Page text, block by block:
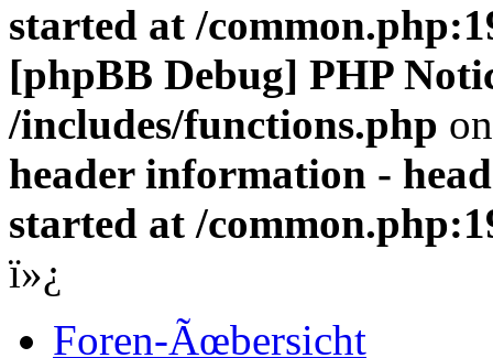
started at /
[phpBB Debug] PHP
/includes/functions.php
header information -
started at /
ï»¿
Foren-Ãœbersicht